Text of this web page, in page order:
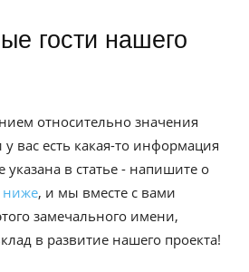
относительно значения
вас есть какая-то информация
в статье - напишите о
ниже, и мы вместе с вами
замечального имени,
в развитие нашего проекта!